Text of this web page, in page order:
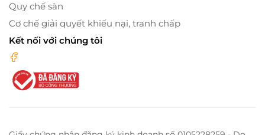
Quy chế sàn
Cơ chế giải quyết khiếu nại, tranh chấp
Kết nối với chúng tôi